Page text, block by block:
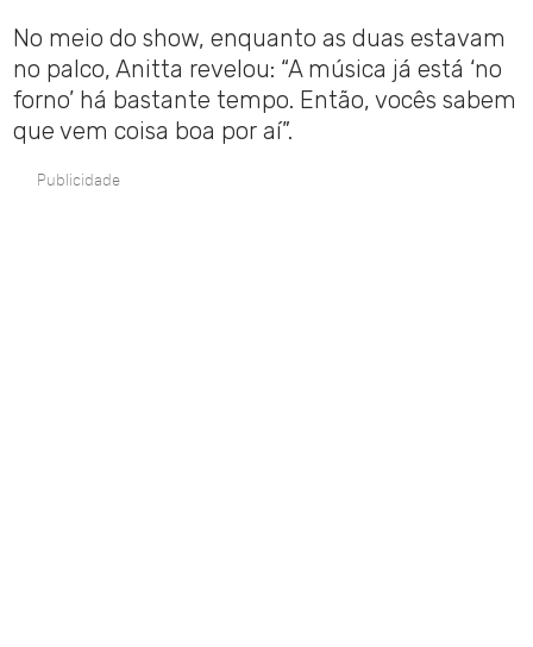
No meio do show, enquanto as duas estavam
no palco, Anitta revelou: “A música já está ‘no
forno’ há bastante tempo. Então, vocês sabem
que vem coisa boa por aí”.
Publicidade